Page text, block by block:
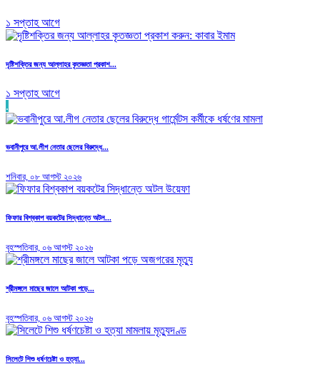
১ সপ্তাহ আগে
দৃষ্টিশক্তির জন্য আল্লাহর কৃতজ্ঞতা প্রকাশ...
১ সপ্তাহ আগে
.
ভবানীপুরে আ.লীগ নেতার ছেলের বিরুদ্ধে...
শনিবার, ০৮ আগস্ট ২০২৬
ফিফার বিশ্বকাপ বয়কটের সিদ্ধান্তে অটল...
বৃহস্পতিবার, ০৬ আগস্ট ২০২৬
শ্রীমঙ্গলে মাছের জালে আটকা পড়ে...
বৃহস্পতিবার, ০৬ আগস্ট ২০২৬
সিলেটে শিশু ধর্ষণচেষ্টা ও হত্যা...